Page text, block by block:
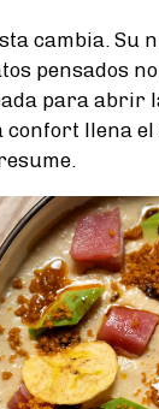
cambia. Su
pensados
para abrir
confort llena el